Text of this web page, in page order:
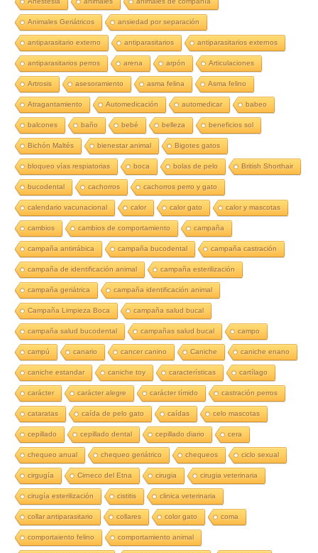
Animales Geriátricos ansiedad por separación
antiparasitario externo antiparasitarios antiparasitarios externos
antiparasitarios perros arena arpón Articulaciones
Artrosis asesoramiento asma felina Asma felino
Atragantamiento Automedicación automedicar babeo
balcones baño bebé belleza beneficios sol
Bichón Maltés bienestar animal Bigotes gatos
bloqueo vías respiatorias boca bolas de pelo British Shorthair
bucodental cachorros cachorros perro y gato
calendario vacunacional calor calor gato calor y mascotas
cambios cambios de comportamiento campaña
campaña antirrábica campaña bucodental campaña castración
campaña de identificación animal campaña esterilización
campaña geriátrica campaña identificación animal
Campaña Limpieza Boca campaña salud bucal
campaña salud bucodental campañas salud bucal campo
campú canario cancer canino Caniche caniche enano
caniche estandar caniche toy características cartílago
carácter carácter alegre carácter tímido castración perros
cataratas caída de pelo gato caídas celo mascotas
cepillado cepillado dental cepillado diario cera
chequeo anual chequeo geriátrico chequeos ciclo sexual
cirgugía Cirneco del Etna cirugia cirugia veterinaria
cirugía esterilización cistitis clinica veterinaria
collar antiparasitario collares color gato coma
comportaiento felino comportamiento animal